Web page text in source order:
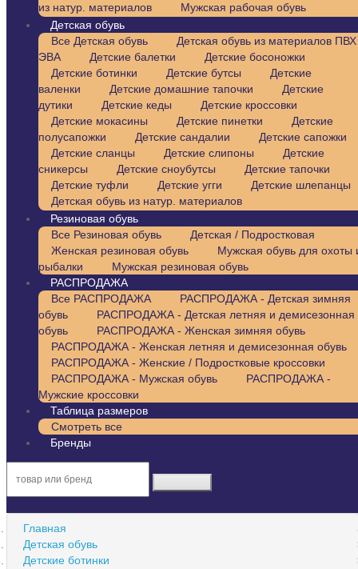
из натур. материалов
Мужская рабочая обувь
Детская обувь
Все Детская обувь
Детская обувь из материалов
ЭВА
Детские балетки
Детские босоножки
Детские ботинки
Детские бутсы
Детские
валенки
Детские домашние тапочки
Детские
дутики
Детские кеды
Детские кроссовки
Детские мокасины
Детские пинетки
Детские
полусапожки
Детские сандалии
Детские сапожки
Детские сланцы
Детские слипоны
Детские
сникерсы
Детские сноубутсы
Детские тапочки
Детские туфли
Детские угги
Детские шлепанцы
Детская обувь из натур. материалов
Резиновая обувь
Все Резиновая обувь
Детская / Подростковая
Женская резиновая обувь
Мужская обувь для охоты
рыбалки
Мужская резиновая обувь
РАСПРОДАЖА
Все РАСПРОДАЖА
РАСПРОДАЖА - Детская зимняя
обувь
РАСПРОДАЖА - Детская летняя и демисезонная
обувь
РАСПРОДАЖА - Женская зимняя обувь
РАСПРОДАЖА - Женская летняя и демисезонная обувь
РАСПРОДАЖА - Женские / Подростковые кроссовки
РАСПРОДАЖА - Мужская обувь
РАСПРОДАЖА -
Мужские кроссовки
Таблица размеров
Смотреть все
Бренды
Главная
Детская обувь
Детские ботинки